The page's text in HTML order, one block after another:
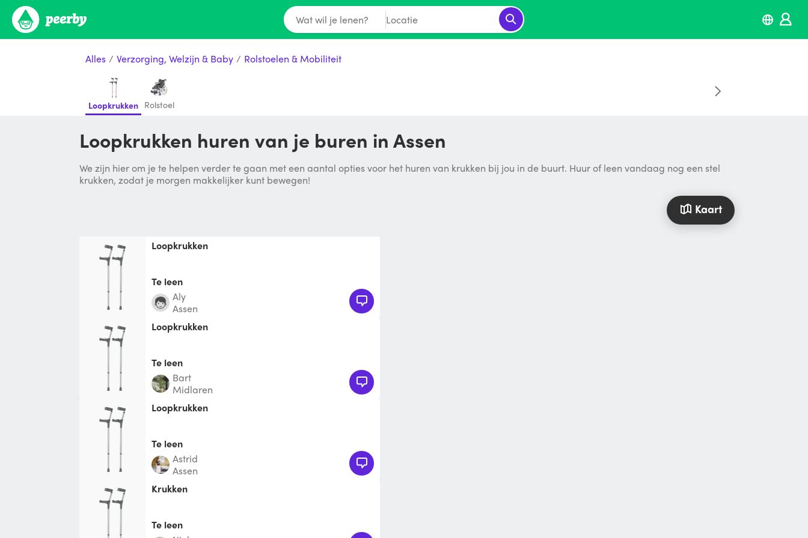
Wat wil je lenen? Locatie
Alles / Verzorging, Welzijn & Baby / Rolstoelen & Mobiliteit
Loopkrukken Rolstoel
Loopkrukken huren van je buren in Assen
We zijn hier om je te helpen verder te gaan met een aantal opties voor het huren van krukken bij jou in de buurt. Huur of leen vandaag nog een stel
krukken, zodat je morgen makkelijker kunt bewegen!
Kaart
Loopkrukken
Te leen
Aly
Assen
Loopkrukken
Te leen
Bart
Midlaren
Loopkrukken
Te leen
Astrid
Assen
krukken
Te leen